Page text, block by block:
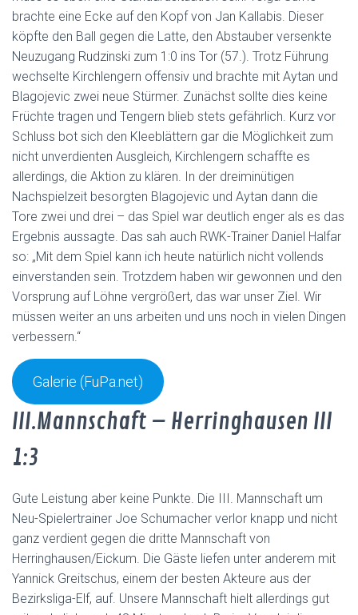
brachte eine Ecke auf den Kopf von Jan Kallabis. Dieser
köpfte den Ball gegen die Latte, den Abstauber versenkte
Neuzugang Rudzinski zum 1:0 ins Tor (57.). Trotz Führung
wechselte Kirchlengern offensiv und brachte mit Aytan und
Blagojevic zwei neue Stürmer. Zunächst sollte dies keine
Früchte tragen und Tengern blieb stets gefährlich. Kurz vor
Schluss bot sich den Kleeblättern gar die Möglichkeit zum
nicht unverdienten Ausgleich, Kirchlengern schaffte es
allerdings, die Aktion zu klären. In der dreiminütigen
Nachspielzeit besorgten Blagojevic und Aytan dann die
Tore zwei und drei – das Spiel war deutlich enger als es das
Ergebnis aussagte. Das sah auch RWK-Trainer Daniel Halfar
so: „Mit dem Spiel kann ich heute natürlich nicht vollends
einverstanden sein. Trotzdem haben wir gewonnen und den
Vorsprung auf Löhne vergrößert, das war unser Ziel. Wir
müssen weiter an uns arbeiten und uns noch in vielen Dingen
verbessern.“
Galerie (FuPa.net)
III.Mannschaft – Herringhausen III
1:3
Gute Leistung aber keine Punkte. Die III. Mannschaft um
Neu-Spielertrainer Joe Schumacher verlor knapp und nicht
ganz verdient gegen die dritte Mannschaft von
Herringhausen/Eickum. Die Gäste liefen unter anderem mit
Yannick Greitschus, einem der besten Akteure aus der
Bezirksliga-Elf, auf. Unsere Mannschaft hielt allerdings gut